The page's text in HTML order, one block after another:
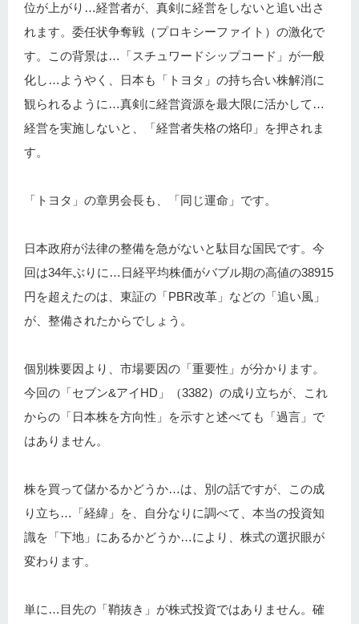
位が上がり…経営者が、真剣に経営をしないと追い出さ
れます。委任状争奪戦（プロキシーファイト）の激化で
す。この背景は…「スチュワードシップコード」が一般
化し…ようやく、日本も「トヨタ」の持ち合い株解消に
観られるように…真剣に経営資源を最大限に活かして…
経営を実施しないと、「経営者失格の烙印」を押されま
す。
「トヨタ」の章男会長も、「同じ運命」です。
日本政府が法律の整備を急がないと駄目な国民です。今
回は34年ぶりに…日経平均株価がバブル期の高値の38915
円を超えたのは、東証の「PBR改革」などの「追い風」
が、整備されたからでしょう。
個別株要因より、市場要因の「重要性」が分かります。
今回の「セブン&アイHD」（3382）の成り立ちが、これ
からの「日本株を方向性」を示すと述べても「過言」で
はありません。
株を買って儲かるかどうか…は、別の話ですが、この成
り立ち…「経緯」を、自分なりに調べて、本当の投資知
識を「下地」にあるかどうか…により、株式の選択眼が
変わります。
単に…目先の「鞘抜き」が株式投資ではありません。確